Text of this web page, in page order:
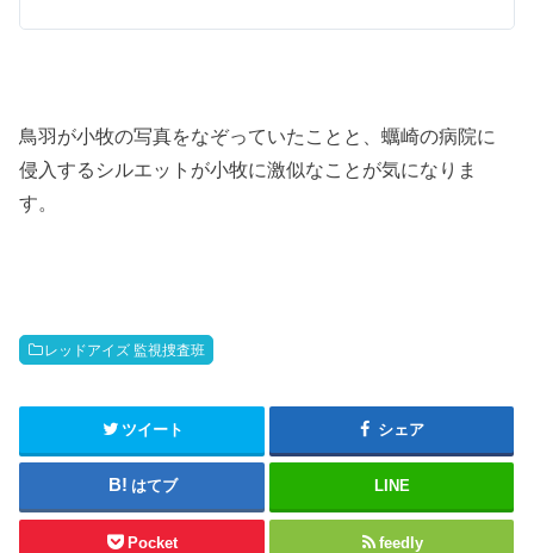
鳥羽が小牧の写真をなぞっていたことと、蠣崎の病院に
侵入するシルエットが小牧に激似なことが気になりま
す。
レッドアイズ 監視捜査班
ツイート シェア
はてブ LINE
Pocket feedly